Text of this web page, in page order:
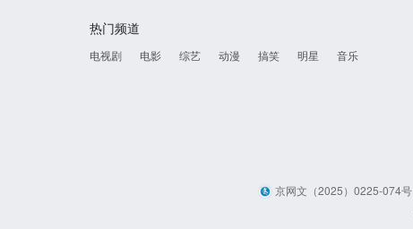
热门频道
电视剧 电影 综艺 动漫 搞笑 明星 音乐
京网文（2025）0225-074号